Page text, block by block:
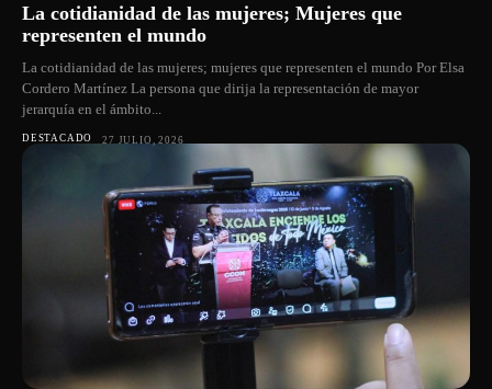
La cotidianidad de las mujeres; Mujeres que
representen el mundo
La cotidianidad de las mujeres; mujeres que representen el mundo Por Elsa
Cordero Martínez La persona que dirija la representación de mayor
jerarquía en el ámbito...
DESTACADO 27 JULIO, 2026